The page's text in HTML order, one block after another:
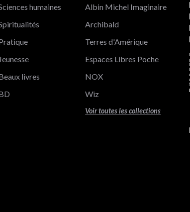
humaines
Jeunesse
livres
Albin Michel Imaginaire
Archibald
Terres d'Amérique
Espaces Libres Poche
NOX
Wiz
Voir toutes les collections